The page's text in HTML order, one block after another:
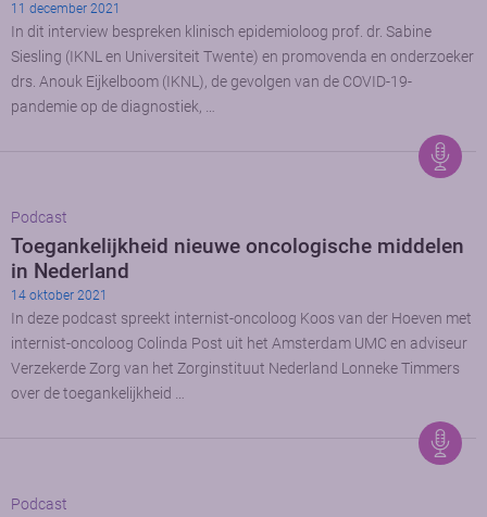
11 december 2021
In dit interview bespreken klinisch epidemioloog prof. dr. Sabine
Siesling (IKNL en Universiteit Twente) en promovenda en onderzoeker
drs. Anouk Eijkelboom (IKNL), de gevolgen van de COVID-19-
pandemie op de diagnostiek, …
Podcast
Toegankelijkheid nieuwe oncologische middelen
in Nederland
14 oktober 2021
In deze podcast spreekt internist-oncoloog Koos van der Hoeven met
internist-oncoloog Colinda Post uit het Amsterdam UMC en adviseur
Verzekerde Zorg van het Zorginstituut Nederland Lonneke Timmers
over de toegankelijkheid …
Podcast